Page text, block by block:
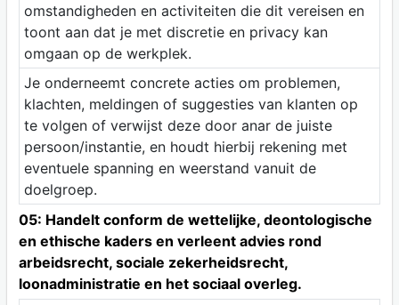
omstandigheden en activiteiten die dit vereisen en
toont aan dat je met discretie en privacy kan
omgaan op de werkplek.
Je onderneemt concrete acties om problemen,
klachten, meldingen of suggesties van klanten op
te volgen of verwijst deze door anar de juiste
persoon/instantie, en houdt hierbij rekening met
eventuele spanning en weerstand vanuit de
doelgroep.
05: Handelt conform de wettelijke, deontologische
en ethische kaders en verleent advies rond
arbeidsrecht, sociale zekerheidsrecht,
loonadministratie en het sociaal overleg.